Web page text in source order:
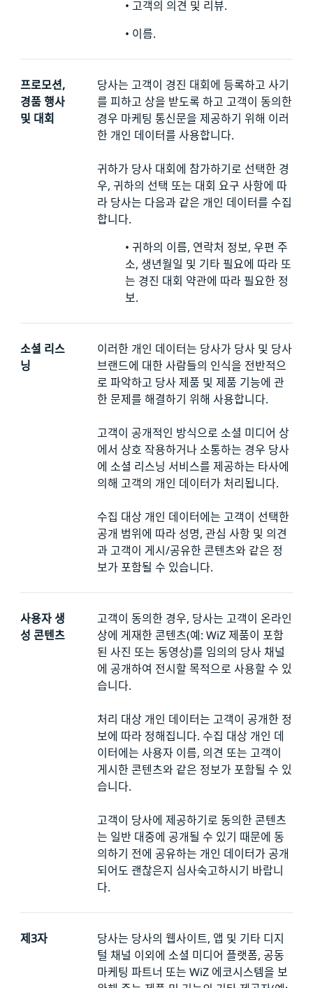
• 고객의 의견 및 리뷰.
• 이름.
프로모션,
경품 행사
및 대회
당사는 고객이 경진 대회에 등록하고 사기
를 피하고 상을 받도록 하고 고객이 동의한
경우 마케팅 통신문을 제공하기 위해 이러
한 개인 데이터를 사용합니다.
귀하가 당사 대회에 참가하기로 선택한 경
우, 귀하의 선택 또는 대회 요구 사항에 따
라 당사는 다음과 같은 개인 데이터를 수집
합니다.
• 귀하의 이름, 연락처 정보, 우편 주
소, 생년월일 및 기타 필요에 따라 또
는 경진 대회 약관에 따라 필요한 정
보.
소셜 리스
닝
이러한 개인 데이터는 당사가 당사 및 당사
브랜드에 대한 사람들의 인식을 전반적으
로 파악하고 당사 제품 및 제품 기능에 관
한 문제를 해결하기 위해 사용합니다.
고객이 공개적인 방식으로 소셜 미디어 상
에서 상호 작용하거나 소통하는 경우 당사
에 소셜 리스닝 서비스를 제공하는 타사에
의해 고객의 개인 데이터가 처리됩니다.
수집 대상 개인 데이터에는 고객이 선택한
공개 범위에 따라 성명, 관심 사항 및 의견
과 고객이 게시/공유한 콘텐츠와 같은 정
보가 포함될 수 있습니다.
사용자 생
성 콘텐츠
고객이 동의한 경우, 당사는 고객이 온라인
상에 게재한 콘텐츠(예: WiZ 제품이 포함
된 사진 또는 동영상)를 임의의 당사 채널
에 공개하여 전시할 목적으로 사용할 수 있
습니다.
처리 대상 개인 데이터는 고객이 공개한 정
보에 따라 정해집니다. 수집 대상 개인 데
이터에는 사용자 이름, 의견 또는 고객이
게시한 콘텐츠와 같은 정보가 포함될 수 있
습니다.
고객이 당사에 제공하기로 동의한 콘텐츠
는 일반 대중에 공개될 수 있기 때문에 동
의하기 전에 공유하는 개인 데이터가 공개
되어도 괜찮은지 심사숙고하시기 바랍니
다.
제3자
당사는 당사의 웹사이트, 앱 및 기타 디지
털 채널 이외에 소셜 미디어 플랫폼, 공동
마케팅 파트너 또는 WiZ 에코시스템을 보